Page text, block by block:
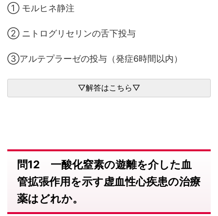
① モルヒネ静注
② ニトログリセリンの舌下投与
③アルテプラーゼの投与（発症6時間以内）
問12 一酸化窒素の遊離を介した血
管拡張作用を示す虚血性心疾患の治療
薬はどれか。